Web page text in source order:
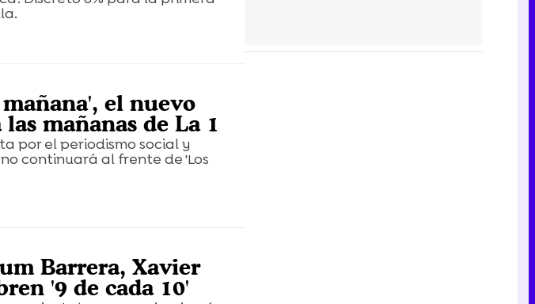
el nuevo
mañanas de La 1
por el periodismo social y
continuará al frente de 'Los
Barrera, Xavier
'9 de cada 10'